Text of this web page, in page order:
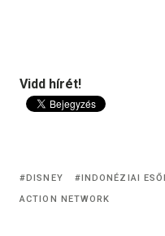
Vidd hírét!
DISNEY INDONÉZIAI
ACTION NETWORK